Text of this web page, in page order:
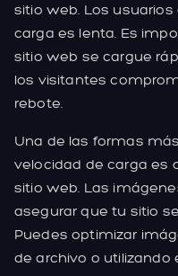
sitio web. Los
carga es lenta. Es
sitio web se cargue
los visitantes
rebote.
Una de las formas
velocidad de carga es
sitio web. Las
asegurar que tu sitio
Puedes optimizar
de archivo o utilizando